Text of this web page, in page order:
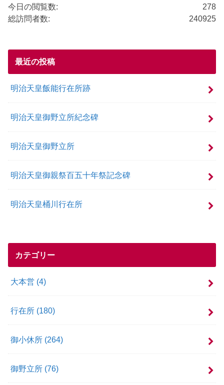
278
今日の閲覧数:
240925
総訪問者数:
最近の投稿
明治天皇飯能行在所跡
明治天皇御野立所紀念碑
明治天皇御野立所
明治天皇御親祭百五十年祭記念碑
明治天皇桶川行在所
カテゴリー
大本営 (4)
行在所 (180)
御小休所 (264)
御野立所 (76)